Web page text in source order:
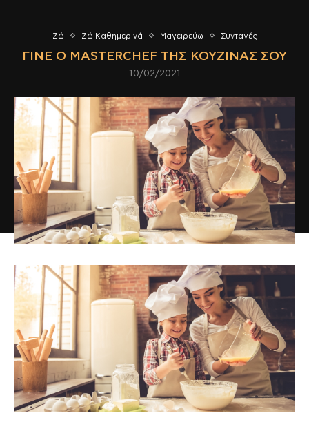
Ζώ Ζώ Καθημερινά Μαγειρεύω Συνταγές
ΓΊΝΕ Ο MASTERCHEF ΤΗΣ ΚΟΥΖΊΝΑΣ ΣΟΥ
10/02/2021